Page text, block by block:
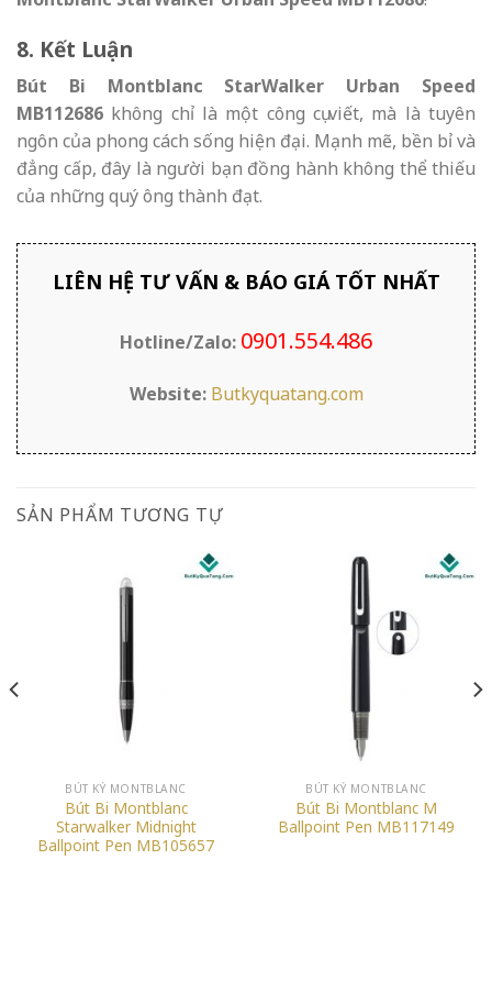
8. Kết Luận
Bút Bi Montblanc StarWalker Urban Speed
MB112686 không chỉ là một công cụ viết, mà là tuyên
ngôn của phong cách sống hiện đại. Mạnh mẽ, bền bỉ và
đẳng cấp, đây là người bạn đồng hành không thể thiếu
của những quý ông thành đạt.
LIÊN HỆ TƯ VẤN & BÁO GIÁ TỐT NHẤT
Hotline/Zalo: 0901.554.486
Website: Butkyquatang.com
SẢN PHẨM TƯƠNG TỰ
BÚT KÝ MONTBLANC
Bút Bi Montblanc
Starwalker Midnight
Ballpoint Pen MB105657
BÚT KÝ MONTBLANC
Bút Bi Montblanc M
Ballpoint Pen MB117149